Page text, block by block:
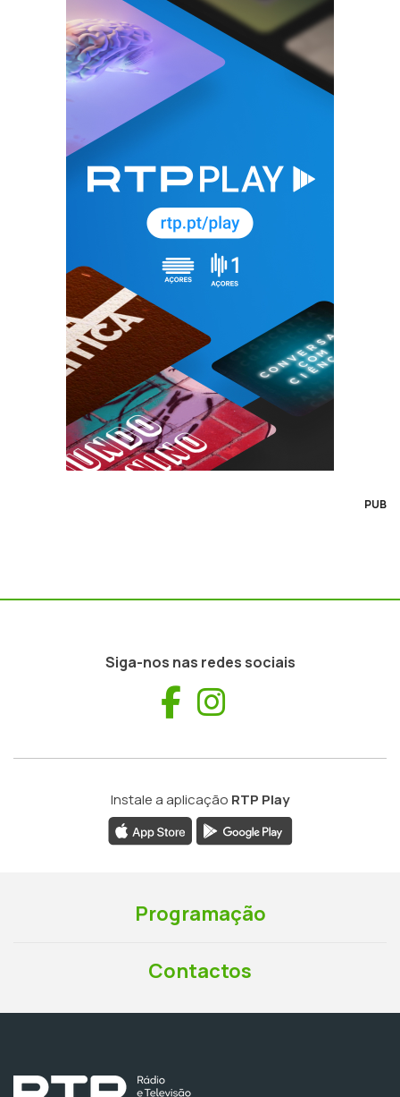
PUB
Siga-nos nas redes sociais
Facebook
Instale a aplicação RTP Play
Programação
Contactos